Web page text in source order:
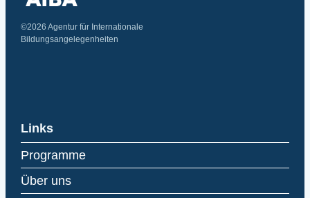
©2026 Agentur für Internationale
Bildungsangelegenheiten
Links
Programme
Über uns